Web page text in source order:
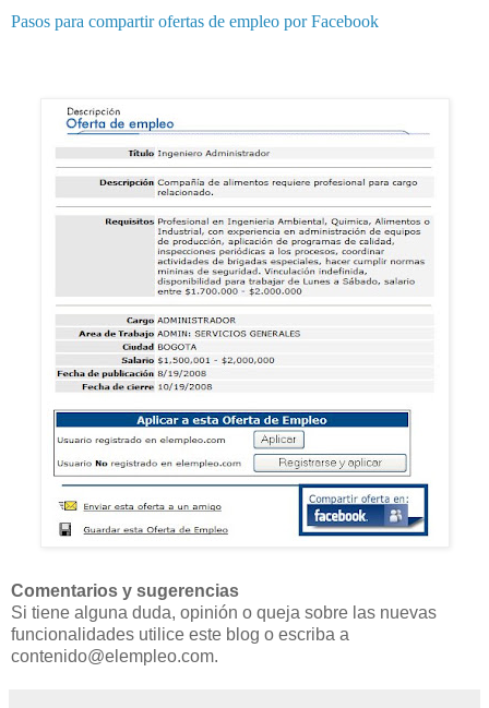
Pasos para compartir ofertas de empleo por Facebook
Comentarios y sugerencias
Si tiene alguna duda, opinión o queja sobre las nuevas
funcionalidades utilice este blog o escriba a
contenido@elempleo.com.